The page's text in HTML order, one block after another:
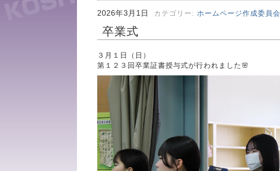
2026年3月1日 カテゴリー: ホームページ作成委員会
卒業式
３月１日（日）
第１２３回卒業証書授与式が行われました🌸